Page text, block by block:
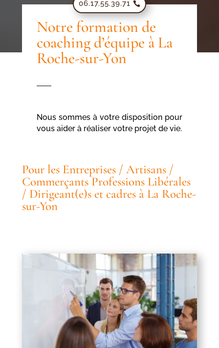
06.17.55.39.71
Notre formation de
coaching d’équipe à La
Roche-sur-Yon
Nous sommes à votre disposition pour
vous aider à réaliser votre projet de vie.
Pour les Entreprises / Artisans /
Commerçants Professions Libérales
/ Dirigeant(e)s et cadres à La Roche-
sur-Yon